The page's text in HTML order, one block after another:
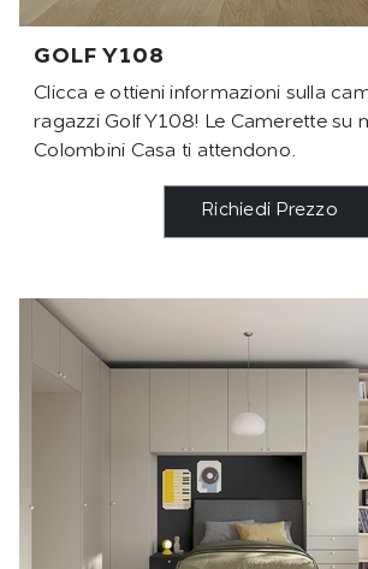
GOLF Y108
Clicca e ottieni informazioni sulla
ragazzi Golf Y108! Le Camerette su
Colombini Casa ti attendono.
Richiedi Prezzo